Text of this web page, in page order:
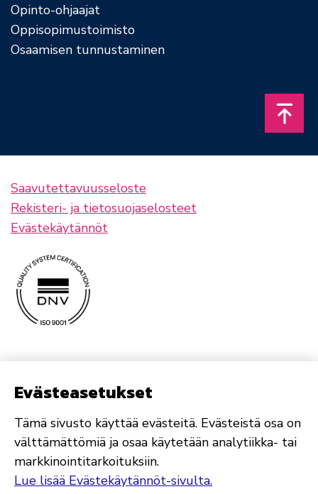
Opinto-ohjaajat
Oppisopimustoimisto
Osaamisen tunnustaminen
Saavutettavuusseloste
Rekisteri- ja tietosuojaselosteet
Evästekäytännöt
Evästeasetukset
Tämä sivusto käyttää evästeitä. Evästeistä osa on
välttämättömiä ja osaa käytetään analytiikka- tai
markkinointitarkoituksiin.
Lue lisää Evästekäytännöt-sivulta.